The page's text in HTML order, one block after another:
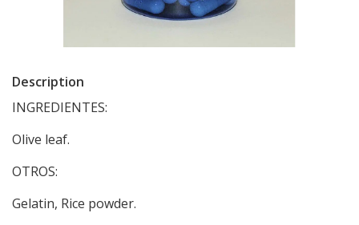
Description
INGREDIENTES:
Olive leaf.
OTROS:
Gelatin, Rice powder.